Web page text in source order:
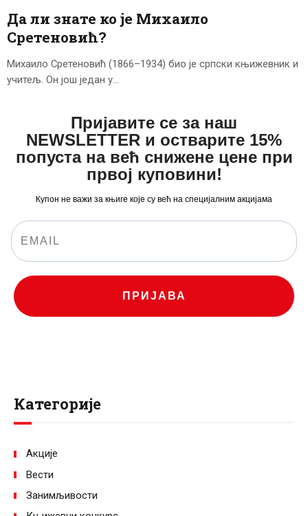
Да ли знате ко је Михаило
Сретеновић?
Михаило Сретеновић (1866–1934) био је српски књижевник и
учитељ. Он још један у…
Пријавите се за наш
NEWSLETTER и остварите 15%
попуста на већ снижене цене при
првој куповини!
Купон не важи за књиге које су већ на специјалним акцијама
ПРИЈАВА
Категорије
Акције
Вести
Занимљивости